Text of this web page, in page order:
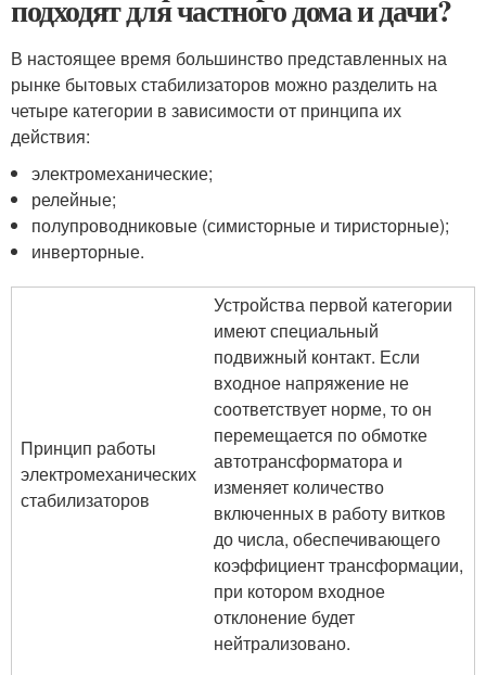
подходят для частного дома и дачи?
В настоящее время большинство представленных на
рынке бытовых стабилизаторов можно разделить на
четыре категории в зависимости от принципа их
действия:
электромеханические;
релейные;
полупроводниковые (симисторные и тиристорные);
инверторные.
Принцип работы
электромеханических
стабилизаторов
Устройства первой категории
имеют специальный
подвижный контакт. Если
входное напряжение не
соответствует норме, то он
перемещается по обмотке
автотрансформатора и
изменяет количество
включенных в работу витков
до числа, обеспечивающего
коэффициент трансформации,
при котором входное
отклонение будет
нейтрализовано.